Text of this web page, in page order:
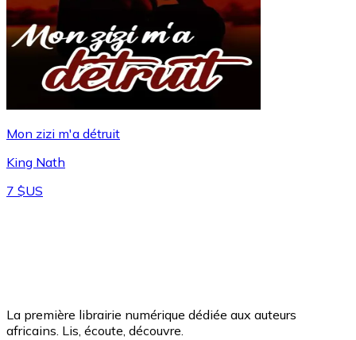
Mon zizi m'a détruit
King Nath
7 $US
La première librairie numérique dédiée aux auteurs
africains. Lis, écoute, découvre.